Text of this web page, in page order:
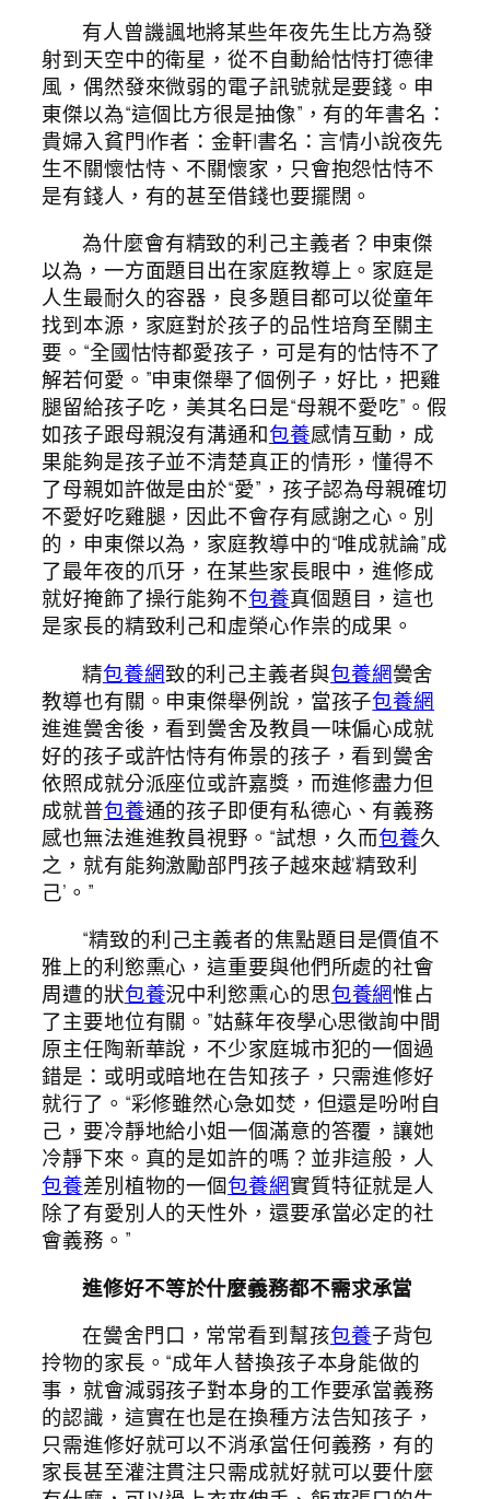
有人曾譏諷地將某些年夜先生比方為發
射到天空中的衛星，從不自動給怙恃打德律
風，偶然發來微弱的電子訊號就是要錢。申
東傑以為“這個比方很是抽像”，有的年書名：
貴婦入貧門|作者：金軒|書名：言情小說夜先
生不關懷怙恃、不關懷家，只會抱怨怙恃不
是有錢人，有的甚至借錢也要擺闊。
為什麼會有精致的利己主義者？申東傑
以為，一方面題目出在家庭教導上。家庭是
人生最耐久的容器，良多題目都可以從童年
找到本源，家庭對於孩子的品性培育至關主
要。“全國怙恃都愛孩子，可是有的怙恃不了
解若何愛。”申東傑舉了個例子，好比，把雞
腿留給孩子吃，美其名曰是“母親不愛吃”。假
如孩子跟母親沒有溝通和包養感情互動，成
果能夠是孩子並不清楚真正的情形，懂得不
了母親如許做是由於“愛”，孩子認為母親確切
不愛好吃雞腿，因此不會存有感謝之心。別
的，申東傑以為，家庭教導中的“唯成就論”成
了最年夜的爪牙，在某些家長眼中，進修成
就好掩飾了操行能夠不包養真個題目，這也
是家長的精致利己和虛榮心作祟的成果。
精包養網致的利己主義者與包養網黌舍
教導也有關。申東傑舉例說，當孩子包養網
進進黌舍後，看到黌舍及教員一味偏心成就
好的孩子或許怙恃有佈景的孩子，看到黌舍
依照成就分派座位或許嘉獎，而進修盡力但
成就普包養通的孩子即便有私德心、有義務
感也無法進進教員視野。“試想，久而包養久
之，就有能夠激勵部門孩子越來越‘精致利
己’。”
“精致的利己主義者的焦點題目是價值不
雅上的利慾熏心，這重要與他們所處的社會
周遭的狀包養況中利慾熏心的思包養網惟占
了主要地位有關。”姑蘇年夜學心思徵詢中間
原主任陶新華說，不少家庭城市犯的一個過
錯是：或明或暗地在告知孩子，只需進修好
就行了。“彩修雖然心急如焚，但還是吩咐自
己，要冷靜地給小姐一個滿意的答覆，讓她
冷靜下來。真的是如許的嗎？並非這般，人
包養差別植物的一個包養網實質特征就是人
除了有愛別人的天性外，還要承當必定的社
會義務。”
進修好不等於什麼義務都不需求承當
在黌舍門口，常常看到幫孩包養子背包
拎物的家長。“成年人替換孩子本身能做的
事，就會減弱孩子對本身的工作要承當義務
的認識，這實在也是在換種方法告知孩子，
只需進修好就可以不消承當任何義務，有的
家長甚至灌注貫注只需成就好就可以要什麼